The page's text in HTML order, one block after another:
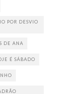
POR DESVIO
DE ANA
É SÁBADO